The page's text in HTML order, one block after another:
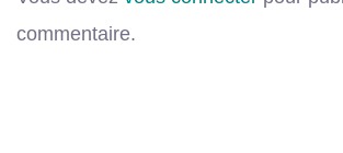
commentaire.